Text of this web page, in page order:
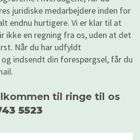
juridiske medarbejdere inden for
endnu hurtigere. Vi er klar til at
ikke en regning fra os, uden at det
Når du har udfyldt
indsendt din forespørgsel, får du
til ringe til os
5523